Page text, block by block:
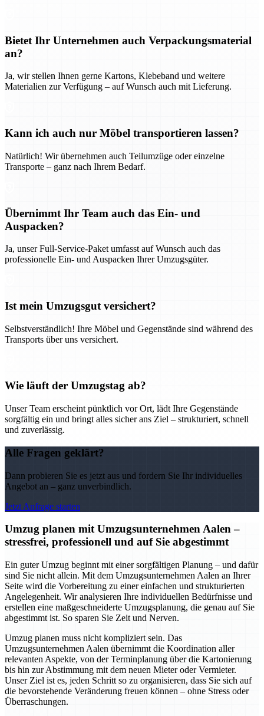
Bietet Ihr Unternehmen auch Verpackungsmaterial
an?
Ja, wir stellen Ihnen gerne Kartons, Klebeband und weitere
Materialien zur Verfügung – auf Wunsch auch mit Lieferung.
Kann ich auch nur Möbel transportieren lassen?
Natürlich! Wir übernehmen auch Teilumzüge oder einzelne
Transporte – ganz nach Ihrem Bedarf.
Übernimmt Ihr Team auch das Ein- und
Auspacken?
Ja, unser Full-Service-Paket umfasst auf Wunsch auch das
professionelle Ein- und Auspacken Ihrer Umzugsgüter.
Ist mein Umzugsgut versichert?
Selbstverständlich! Ihre Möbel und Gegenstände sind während des
Transports über uns versichert.
Wie läuft der Umzugstag ab?
Unser Team erscheint pünktlich vor Ort, lädt Ihre Gegenstände
sorgfältig ein und bringt alles sicher ans Ziel – strukturiert, schnell
und zuverlässig.
Alle Fragen geklärt?
Dann probieren Sie es jetzt aus und fordern Sie Ihr individuelles
Angebot an – ganz unverbindlich.
Jetzt Anfrage starten
Umzug planen mit Umzugsunternehmen Aalen –
stressfrei, professionell und auf Sie abgestimmt
Ein guter Umzug beginnt mit einer sorgfältigen Planung – und dafür
sind Sie nicht allein. Mit dem Umzugsunternehmen Aalen an Ihrer
Seite wird die Vorbereitung zu einer einfachen und strukturierten
Angelegenheit. Wir analysieren Ihre individuellen Bedürfnisse und
erstellen eine maßgeschneiderte Umzugsplanung, die genau auf Sie
abgestimmt ist. So sparen Sie Zeit und Nerven.
Umzug planen muss nicht kompliziert sein. Das
Umzugsunternehmen Aalen übernimmt die Koordination aller
relevanten Aspekte, von der Terminplanung über die Kartonierung
bis hin zur Abstimmung mit dem neuen Mieter oder Vermieter.
Unser Ziel ist es, jeden Schritt so zu organisieren, dass Sie sich auf
die bevorstehende Veränderung freuen können – ohne Stress oder
Überraschungen.